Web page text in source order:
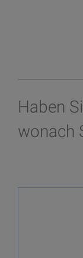
Haben
wonach
Sie
*ausser an